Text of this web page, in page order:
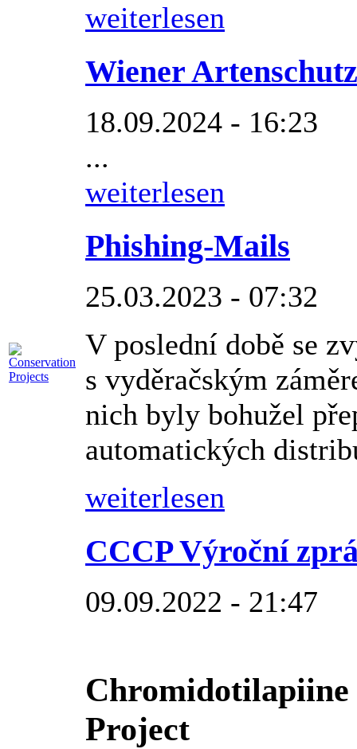
weiterlesen
Wiener
18.09.2024 - 16:23
...
weiterlesen
Phishing-Mails
25.03.2023 - 07:32
V poslední době se
s vyděračským
nich byly bohužel
automatických
weiterlesen
CCCP Výroční
09.09.2022 - 21:47
Project